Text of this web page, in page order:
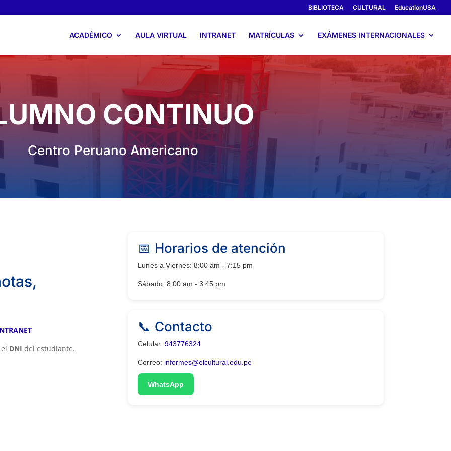
BIBLIOTECA CULTURAL EducationUSA
ACADÉMICO AULA VIRTUAL INTRANET MATRÍCULAS EXÁMENES INTERNACIONALES
CONTINUO
Centro Peruano Americano
DNI del estudiante.
📅 Horarios de atención
Lunes a Viernes: 8:00 am - 7:15 pm
Sábado: 8:00 am - 3:45 pm
📞 Contacto
Celular: 943776324
Correo: informes@elcultural.edu.pe
WhatsApp